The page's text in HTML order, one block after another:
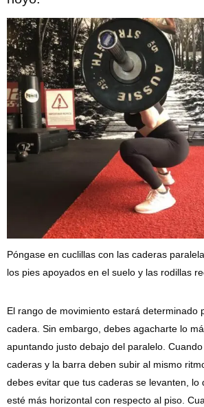
Póngase en cuclillas con las caderas
los pies apoyados en el suelo y las rodillas
El rango de movimiento estará determinado
cadera. Sin embargo, debes agacharte lo
apuntando justo debajo del paralelo.
caderas y la barra deben subir al mismo
debes evitar que tus caderas se levanten, lo
esté más horizontal con respecto al piso.